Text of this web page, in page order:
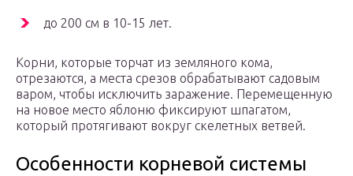
до 200 см в 10-15 лет.
Корни, которые торчат из земляного кома,
отрезаются, а места срезов обрабатывают садовым
варом, чтобы исключить заражение. Перемещенную
на новое место яблоню фиксируют шпагатом,
который протягивают вокруг скелетных ветвей.
Особенности корневой системы